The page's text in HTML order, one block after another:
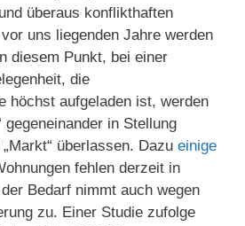
überaus konflikthaften
uns liegenden Jahre werden
diesem Punkt, bei einer
die
höchst aufgeladen ist, werden
gegeneinander in Stellung
überlassen. Dazu einige
fehlen derzeit in
Bedarf nimmt auch wegen
zu. Einer Studie zufolge